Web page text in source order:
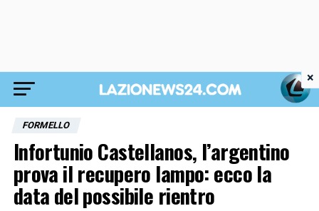
FORMELLO
Infortunio Castellanos, l’argentino
prova il recupero lampo: ecco la
data del possibile rientro
×